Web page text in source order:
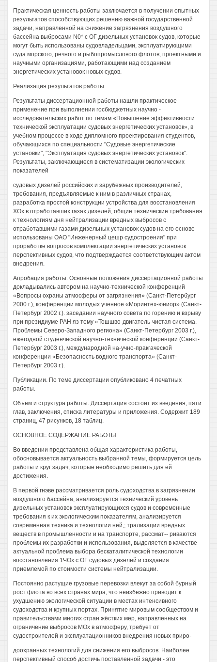
Практическая ценность работы заключается в получении опытных
результатов способствующих решению важной государственной
задачи, направленной на снижение загрязнения воздушного
бассейна выбросами N0* с ОГ дизельных установок судов, которые
могут быть использованы судовладельцами, эксплуатирующими
суда морского, речного и рыбопромыслового флотов, проектными и
научными организациями, работающими над созданием
энергетических установок новых судов.
Реализация результатов работы.
Результаты диссертационной работы нашли практическое
применение при выполнении госбюджетных научно -
исследовательских работ по темам «Повышение эффективности
технической эксплуатации судовых энергетических установок», в
учебном процессе в ходе дипломного проектирования студентов,
обучающихся по специальности "Судовые энергетические
установки", "Эксплуатация судовых энергетических установок".
Результаты, заключающиеся в систематизации экологических
показателей
судовых дизелей российских и зарубежных производителей,
требования, предъявляемые к ним в различных странах,
разработка простой конструкции устройства для восстановления
ХОх в отработавших газах дизелей, общие технические требования
к технологиям дня нейтрализации вредных выбросов с
отработавшими газами дизельных установок судов на его основе
использованы ОАО "Инженерный цешр судостроения" при
проработке вопросов комплектации энергетических установок
перспективных судов, что подтверждается соответствующим актом
внедрения.
Апробация работы. Основные положения диссертационной работы
докладывались автором на научно-технической конференций
«Вопросы охраны атмосферы от загрязнения» (Санкт-Петербург
2000 г.), конференции молодых ученное «Моринтех-юниор» (Санкт-
Петербург 2002 г.). заседании научного совета по горению и взрыву
при президиуме РАН яз тему «Тошшво-двигатель-чистая система.
Проблемы Северо-Западного региона» (Санкт-Петербург 2003 г.),
ежегодной студенческой научно-технической конференции (Санкт-
Петербург 2003 г.), международной на-учно-пракгаческой
конференции «Безопасность водного транспорта» (Санкт-
Петербург 2003 г.).
Публикации. По теме диссертации опубликовано 4 печатных
работы.
Объём и структура работы. Диссертация состоит из введения, пяти
глав, заключения, списка литературы и приложения. Содержит 189
страниц, 47 рисунков, 18 таблиц.
ОСНОВНОЕ СОДЕРЖАНИЕ РАБОТЫ
Во введении представлена общая характеристика работы,
обосновывается актуальность выбранной темы, формируется цель
работы и круг задач, которые необходимо решить для ей
достижения.
В первой гнэве рассматривается роль судоходства в загрязнении
воздушного бассейна, анализируется технический уровень
дизельных установок эксплуатирующихся судов и современные
требования к их экологическим показателям, анализируется
современная техника и технологии ней,; трализации вредных
веществ в промышленности и на транспорте, рассмат-- риваются
проблемы их разработки и использования, выделяется в качестве
актуальной проблема выбора бескаталитической технологии
восстановления 1ЧОх с ОГ судовых дизелей и создания
приемлемой по стоимости системы нейтрализации.
Постоянно растущие грузовые перевозки влекут за собой бурный
рост флота во всех странах мира, что неизбежно приводит к
ухудшению экологической ситуации в местах интенсивного
судоходства и крупных портах. Принятие мировым сообществом и
правительствами многих стран жёстких мер, направленных на
ограничение выбросов МОх в атмосферу, требует от
судостроителей и эксплуатационников внедрения новых приро-
доохранных технологий для снижения его выбросов. Наиболее
перспективный способ достичь поставленной задачи - это